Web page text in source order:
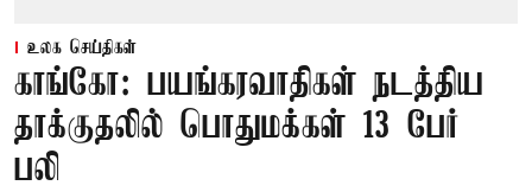
உலக செய்திகள்
காங்கோ: பயங்கரவாதிகள் நடத்திய
தாக்குதலில் பொதுமக்கள் 13 பேர்
பலி